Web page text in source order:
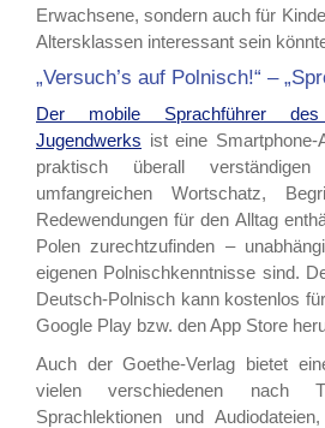
Erwachsene, sondern auch für
Altersklassen interessant sein
„Versuch’s auf Polnisch!“ –
Der mobile Sprachführer des
Jugendwerks ist eine
praktisch überall
umfangreichen Wortschatz,
Redewendungen für den Alltag
Polen zurechtzufinden –
eigenen Polnischkenntnisse sind.
Deutsch-Polnisch kann kostenlos
Google Play bzw. den App Store
Auch der Goethe-Verlag bietet
vielen verschiedenen nach
Sprachlektionen und